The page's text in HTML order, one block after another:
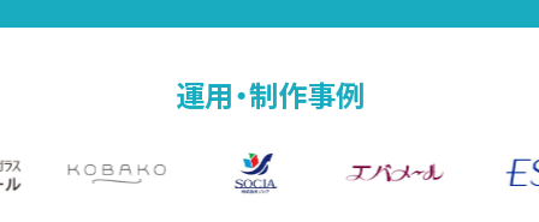
運用・制作事例